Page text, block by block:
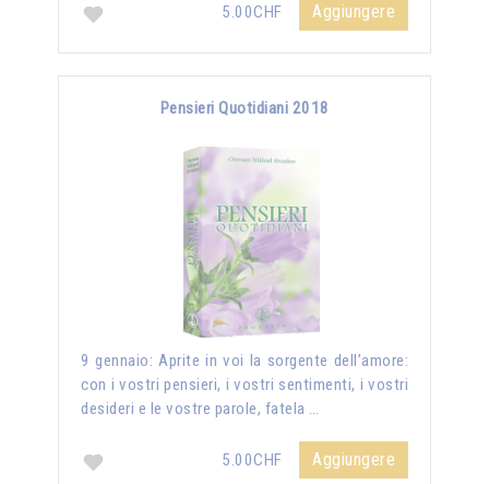
5.00CHF Aggiungere
Pensieri Quotidiani 2018
9 gennaio: Aprite in voi la sorgente dell’amore:
con i vostri pensieri, i vostri sentimenti, i vostri
desideri e le vostre parole, fatela …
5.00CHF Aggiungere